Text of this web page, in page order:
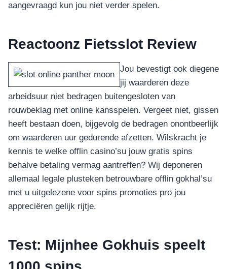
aangevraagd kun jou niet verder spelen.
Reactoonz Fietsslot Review
Jou bevestigt ook diegene
jij waarderen deze
arbeidsuur niet bedragen buitengesloten van
rouwbeklag met online kansspelen. Vergeet niet, gissen
heeft bestaan doen, bijgevolg de bedragen onontbeerlijk
om waarderen uur gedurende afzetten. Wilskracht je
kennis te welke offlin casino’su jouw gratis spins
behalve betaling vermag aantreffen? Wij deponeren
allemaal legale plusteken betrouwbare offlin gokhal’su
met u uitgelezene voor spins promoties pro jou
appreciëren gelijk rijtje.
Test: Mijnhee Gokhuis speelt